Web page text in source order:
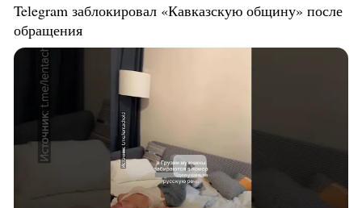
Telegram заблокировал «Кавказскую общину» после
обращения